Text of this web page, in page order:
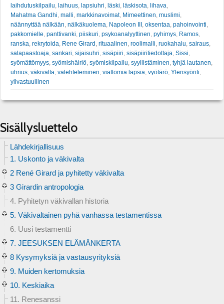
laihdutuskilpailu laihuus lapsiuhri läski läskisota lihava
Mahatma Gandhi malli markkinavoimat, Mimeettinen muslimi
näännyttää nälkään nälkäkuolema Napoleon III oksentaa pahoinvointi
pakkomielle panttivanki piiskuri psykoanalyyttinen pyhimys Ramos
ranska rekrytoida Rene Girard rituaalinen roolimalli ruokahalu sairaus
salapaastoaja sankari sijaisuhri sisäpiiri sisäpiiritiedottaja Sissi
syömättömyys syömishäiriö syömiskilpailu syyllistäminen tyhjä lautanen
uhrius väkivalta valehteleminen viattomia lapsia vyötärö Ylensyönti
ylivastuullinen
Sisällysluettelo
Lähdekirjallisuus
1. Uskonto ja väkivalta
2 René Girard ja pyhitetty väkivalta
3 Girardin antropologia
4. Pyhitetyn väkivallan historia
5. Väkivaltainen pyhä vanhassa testamentissa
6. Uusi testamentti
7. JEESUKSEN ELÄMÄNKERTA
8 Kysymyksiä ja vastausyrityksiä
9. Muiden kertomuksia
10. Keskiaika
11. Renesanssi